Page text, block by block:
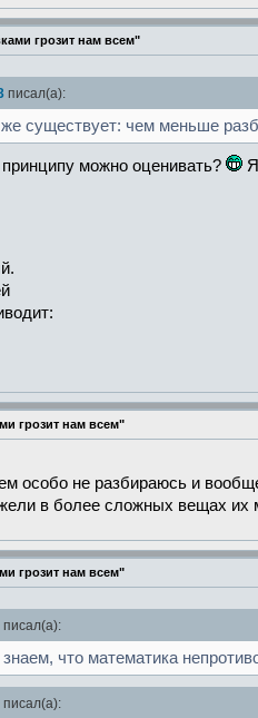
грозит нам всем"
писал(а):
существует: чем меньше
можно оценивать?
грозит нам всем"
особо не разбираюсь и
в более сложных вещах их
грозит нам всем"
писал(а):
что математика
писал(а):